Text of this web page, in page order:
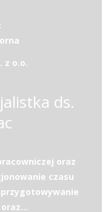
z o.o.
ds.
oraz
czasu